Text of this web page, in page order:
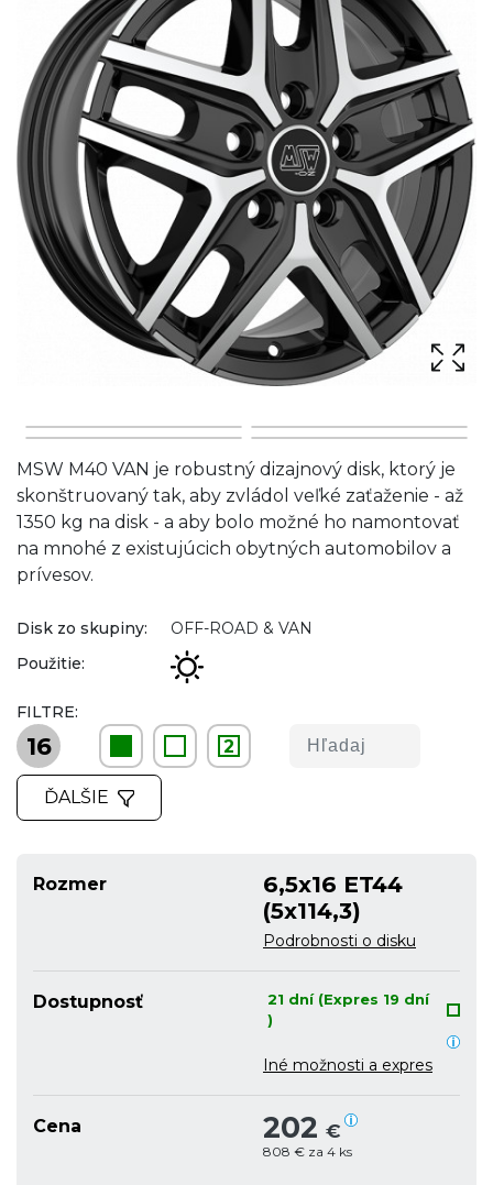
MSW M40 VAN je robustný dizajnový disk, ktorý je
skonštruovaný tak, aby zvládol veľké zaťaženie - až
1350 kg na disk - a aby bolo možné ho namontovať
na mnohé z existujúcich obytných automobilov a
prívesov.
Disk zo skupiny:
OFF-ROAD & VAN
Použitie:
FILTRE:
16 2
ĎALŠIE
Rozmer
6,5x16 ET44
(5x114,3)
Podrobnosti o disku
Dostupnosť
21 dní (Expres 19 dní
)
Iné možnosti a expres
Cena 202 €
808 € za 4 ks